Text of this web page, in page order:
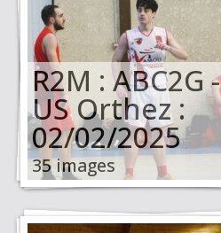
R2M : ABC2G -
US Orthez :
02/02/2025
35 images